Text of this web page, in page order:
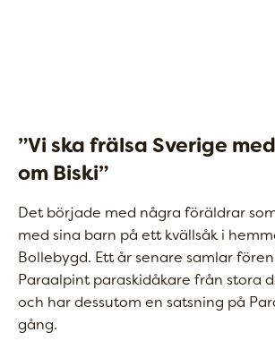
”Vi ska frälsa Sverige
om Biski”
Det började med några föräldrar
med sina barn på ett kvällsåk i
Bollebygd. Ett år senare samlar
Paraalpint paraskidåkare från stora
och har dessutom en satsning på
gång.